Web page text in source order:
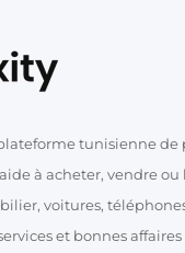
tunisienne de
à acheter, vendre ou
voitures,
et bonnes